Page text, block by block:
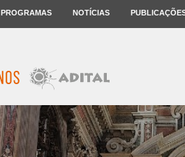
PROGRAMAS NOTÍCIAS